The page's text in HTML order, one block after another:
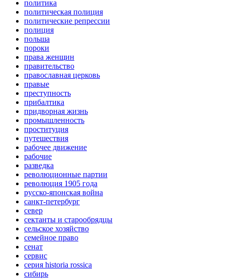
политика
политическая полиция
политические репрессии
полиция
польша
пороки
права женщин
правительство
православная церковь
правые
преступность
прибалтика
придворная жизнь
промышленность
проституция
путешествия
рабочее движение
рабочие
разведка
революционные партии
революция 1905 года
русско-японская война
санкт-петербург
север
сектанты и старообрядцы
сельское хозяйство
семейное право
сенат
сервис
серия historia rossica
сибирь